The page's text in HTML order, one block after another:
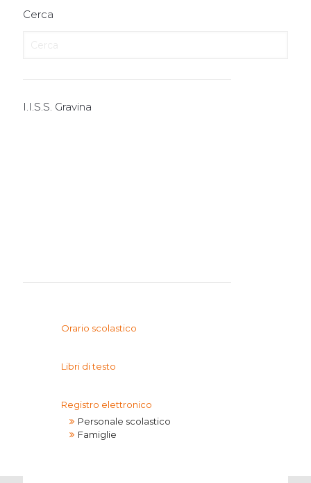
Cerca
I.I.S.S. Gravina
Orario scolastico
Libri di testo
Registro elettronico
Personale scolastico
Famiglie